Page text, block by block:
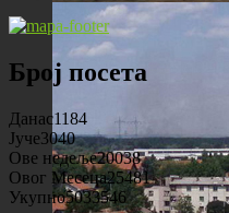
Костолац на Дунаву
Број посета
Данас1184
Јуче3040
Ове недеље20038
Овог Месеца25481
Укупно5033546